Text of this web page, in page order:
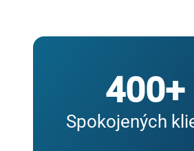
400+
Spokojených